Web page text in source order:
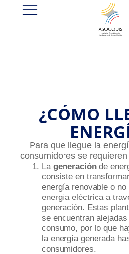
¿CÓMO
Para que llegue la
consumidores se
La generaciónde
consiste en
energía renovable o no
energía eléctrica a
generación. Estas
se encuentran
consumo, por lo que
la energía generada
consumidores.